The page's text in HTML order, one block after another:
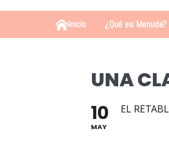
Inicio ¿Qué es Menuda?
UNA
10
MAY
EL